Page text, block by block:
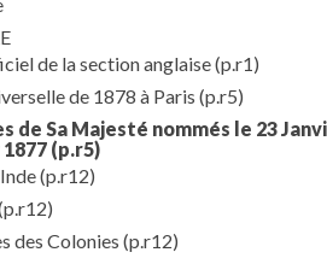
de la section anglaise(p.r1)
de 1878 à Paris (p.r5)
de Sa Majesté nommés le 23
(p.r5)
(p.r12)
des Colonies (p.r12)